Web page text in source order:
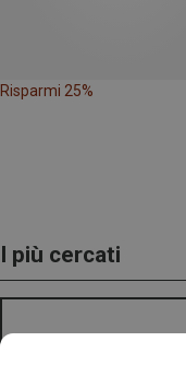
Risparmi 25%
I più cercati